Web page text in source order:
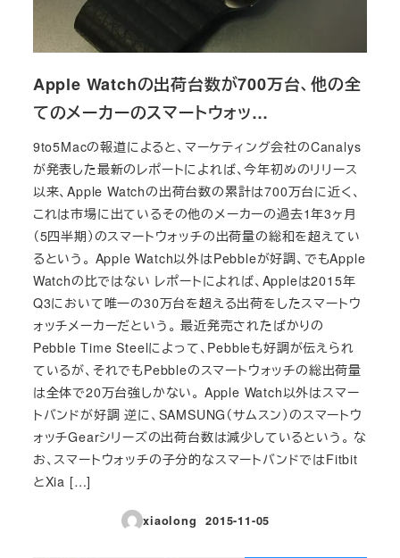
Apple Watchの出荷台数が700万台、他の全
てのメーカーのスマートウォッ…
9to5Macの報道によると、マーケティング会社のCanalys
が発表した最新のレポートによれば、今年初めのリリース
以来、Apple Watchの出荷台数の累計は700万台に近く、
これは市場に出ているその他のメーカーの過去1年3ヶ月
（5四半期）のスマートウォッチの出荷量の総和を超えてい
るという。 Apple Watch以外はPebbleが好調、でもApple
Watchの比ではない レポートによれば、Appleは2015年
Q3において唯一の30万台を超える出荷をしたスマートウ
ォッチメーカーだという。 最近発売されたばかりの
Pebble Time Steelによって、Pebbleも好調が伝えられ
ているが、それでもPebbleのスマートウォッチの総出荷量
は全体で20万台強しかない。 Apple Watch以外はスマー
トバンドが好調 逆に、SAMSUNG（サムスン）のスマートウ
ォッチGearシリーズの出荷台数は減少しているという。 な
お、スマートウォッチの子分的なスマートバンドではFitbit
とXia […]
xiaolong
投稿日
2015-11-05